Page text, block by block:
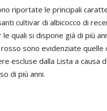
riportate le principali
cultivar di albicocco di
quali si dispone già di più
sono evidenziate quelle
escluse dalla Lista a causa
di più anni.